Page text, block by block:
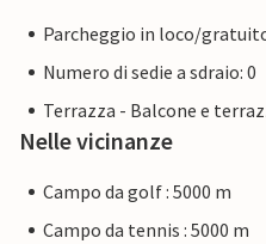
Parcheggio in loco/
Numero di sedie a sdraio: 0
Terrazza - Balcone e
Nelle vicinanze
Campo da golf : 5000 m
Campo da tennis : 5000 m